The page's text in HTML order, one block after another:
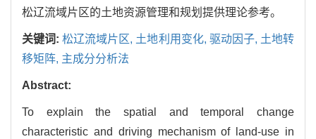
松辽流域片区的土地资源管理和规划提供理论参考。
关键词:松辽流域片区, 土地利用变化, 驱动因子, 土地转
移矩阵, 主成分分析法
Abstract:
To explain the spatial and temporal change
characteristic and driving mechanism of land-use in